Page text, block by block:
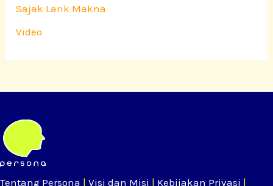
Sajak Larik Makna
Video
Tentang Persona | Visi dan Misi | Kebijakan Privasi |